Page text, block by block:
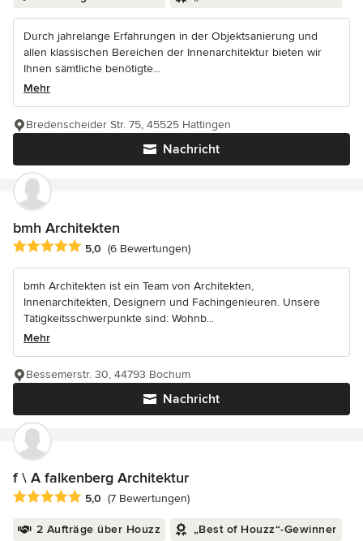
Durch jahrelange Erfahrungen in der Objektsanierung und
allen klassischen Bereichen der Innenarchitektur bieten wir
Ihnen sämtliche benötigte...
Mehr
Nachricht
Bredenscheider Str. 75, 45525 Hattingen
bmh Architekten
Durchschnittliche Bewertung: 5 von 5 Sternen
5,0 (6 Bewertungen)
bmh Architekten ist ein Team von Architekten,
Innenarchitekten, Designern und Fachingenieuren. Unsere
Tätigkeitsschwerpunkte sind: Wohnb...
Mehr
Nachricht
Bessemerstr. 30, 44793 Bochum
f \ A falkenberg Architektur
Durchschnittliche Bewertung: 5 von 5 Sternen
5,0 (7 Bewertungen)
2 Aufträge über Houzz „Best of Houzz“-Gewinner